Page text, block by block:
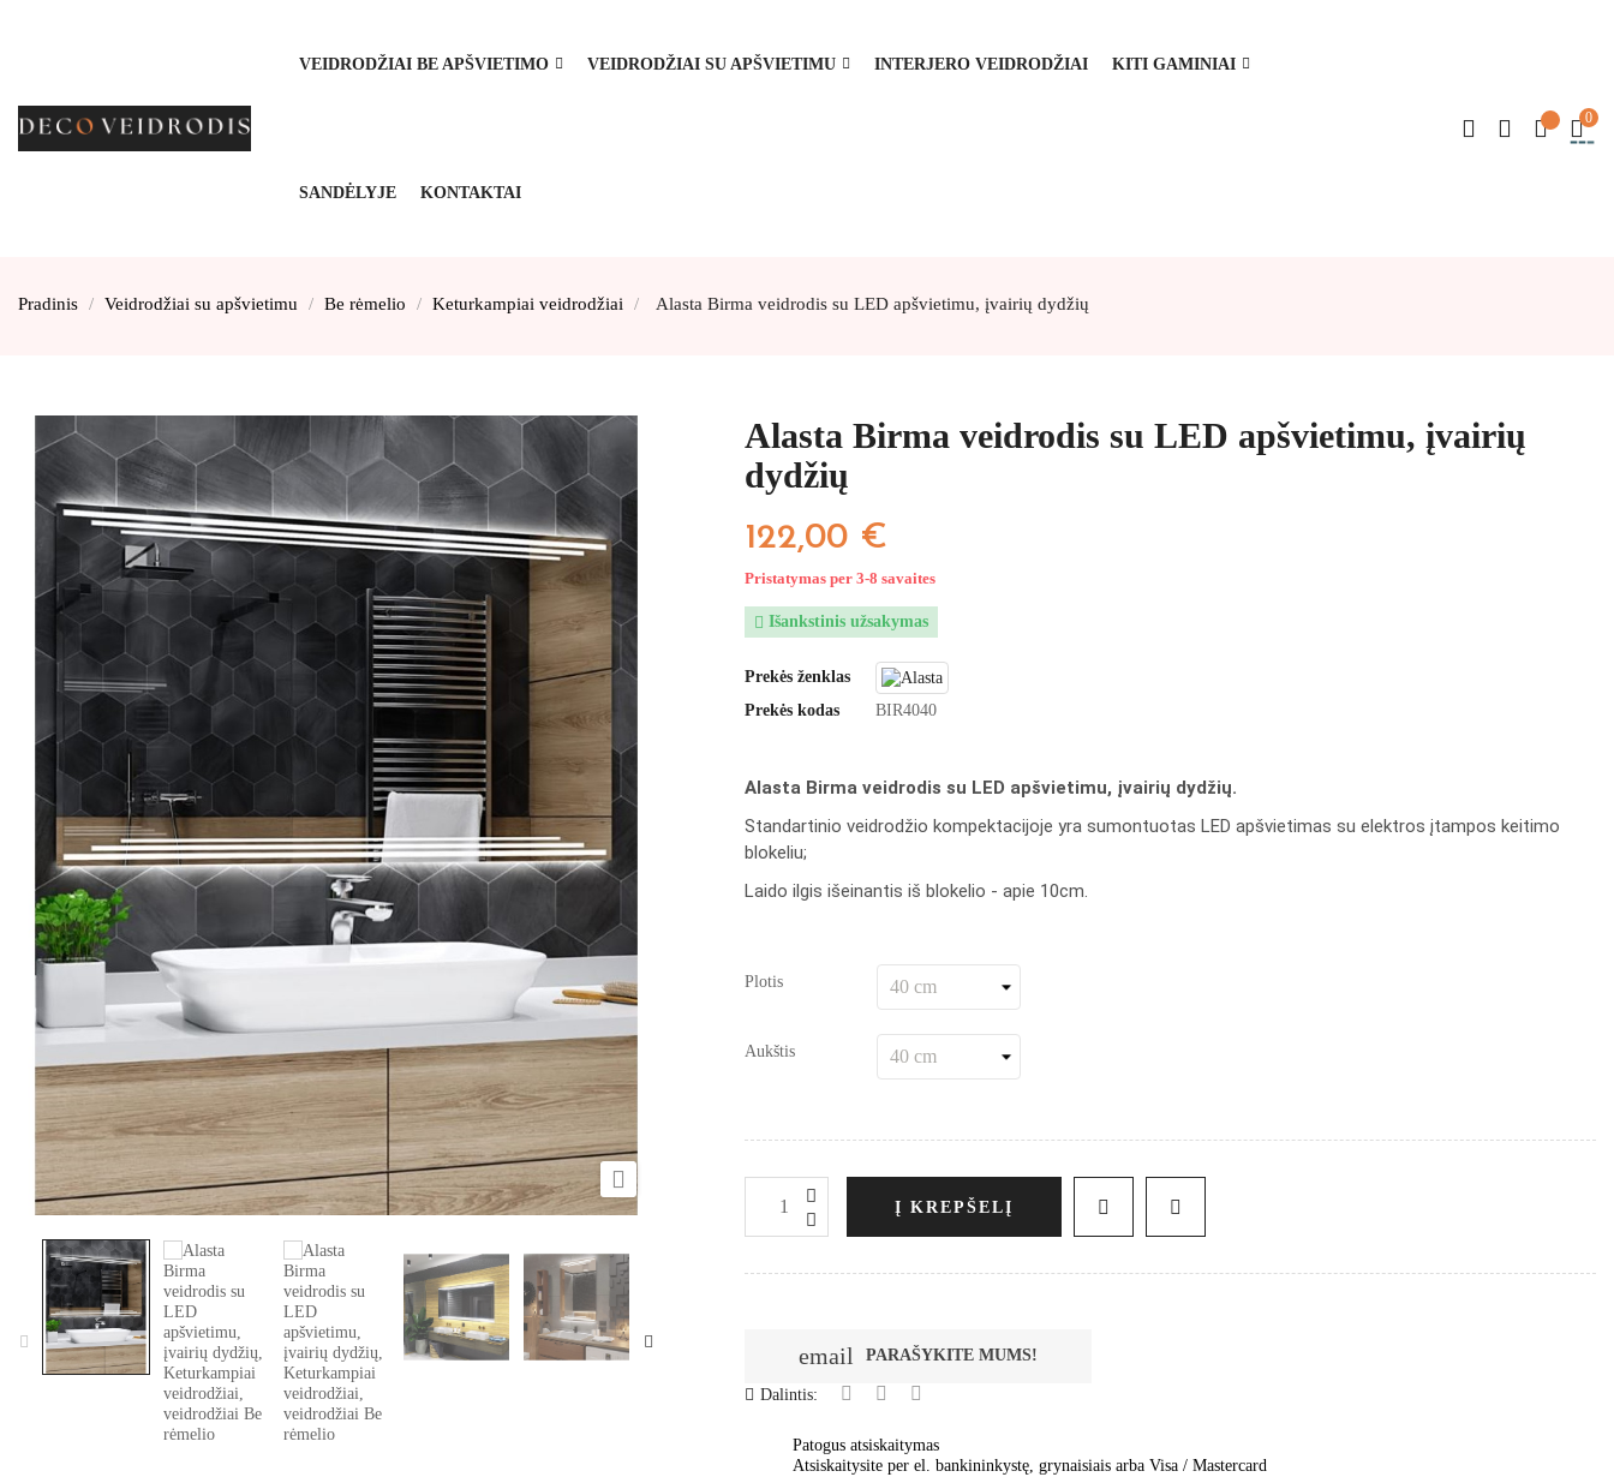
VEIDRODŽIAI BE APŠVIETIMO VEIDRODŽIAI SU APŠVIETIMU INTERJERO VEIDRODŽIAI KITI GAMINIAI
SANDĖLYJE KONTAKTAI
0
Pradinis Veidrodžiai su apšvietimu Be rėmelio Keturkampiai veidrodžiai Alasta Birma veidrodis su LED apšvietimu, įvairių dydžių

Alasta Birma veidrodis su LED apšvietimu, įvairių
dydžių
122,00 €
Pristatymas per 3-8 savaites
 Išankstinis užsakymas
Prekės ženklas
Prekės kodas
BIR4040
Alasta Birma veidrodis su LED apšvietimu, įvairių dydžių.
Standartinio veidrodžio kompektacijoje yra sumontuotas LED apšvietimas su elektros įtampos keitimo
blokeliu;
Laido ilgis išeinantis iš blokelio - apie 10cm.
Plotis
Aukštis
Į KREPŠELĮ
email PARAŠYKITE MUMS!
Dalintis:
Patogus atsiskaitymas
Atsiskaitysite per el. bankininkystę, grynaisiais arba Visa / Mastercard